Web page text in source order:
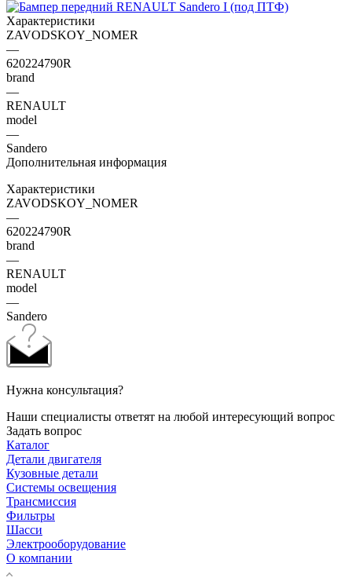
Характеристики
ZAVODSKOY_NOMER
—
620224790R
brand
—
RENAULT
model
—
Sandero
Дополнительная информация
Характеристики
ZAVODSKOY_NOMER
—
620224790R
brand
—
RENAULT
model
—
Sandero
Нужна консультация?
Наши специалисты ответят на любой интересующий вопрос
Задать вопрос
Каталог
Детали двигателя
Кузовные детали
Системы освещения
Трансмиссия
Фильтры
Шасси
Электрооборудование
О компании